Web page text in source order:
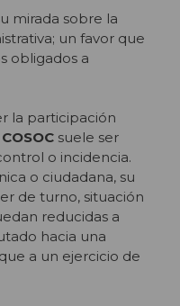
mirada sobre la
un favor que
obligados a
la participación
suele ser
o incidencia.
o ciudadana, su
de turno, situación
reducidas a
hacia una
a un ejercicio de